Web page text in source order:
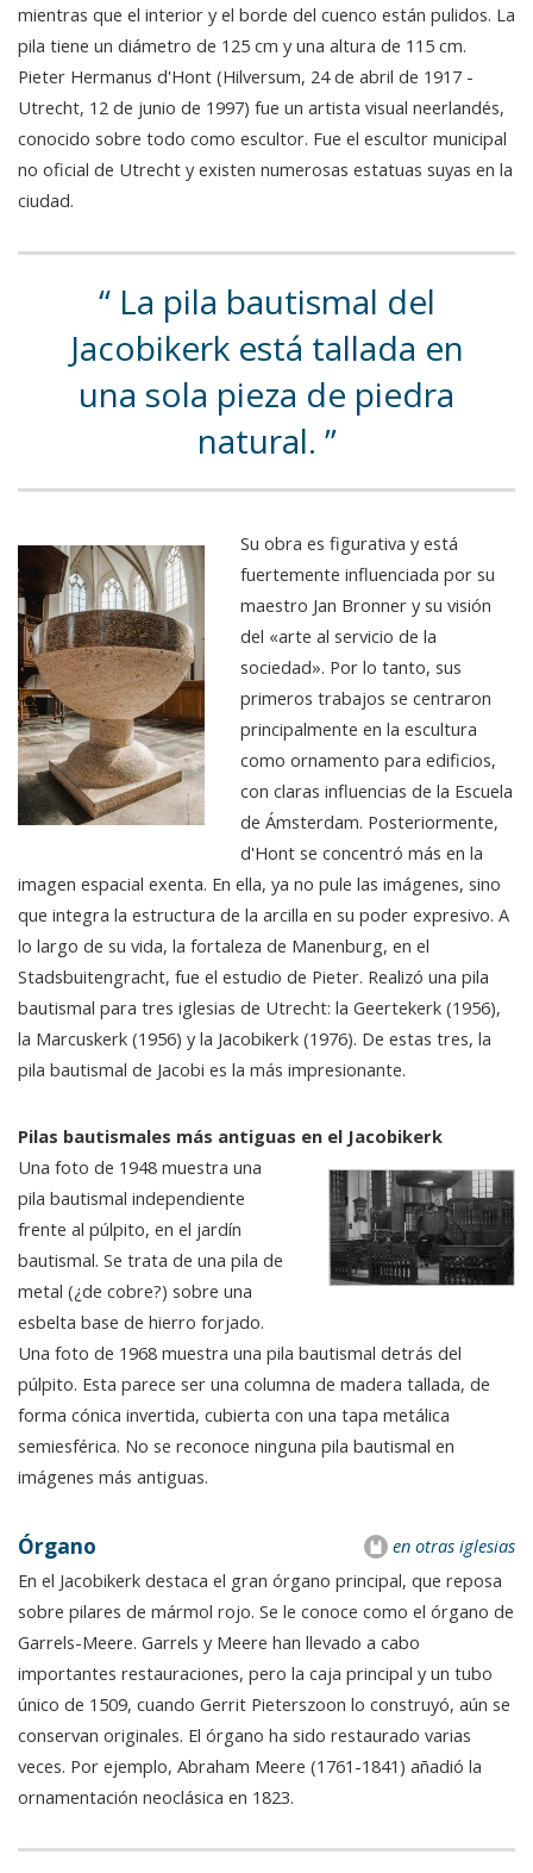
mientras que el interior y el borde del cuenco están pulidos. La
pila tiene un diámetro de 125 cm y una altura de 115 cm.
Pieter Hermanus d'Hont (Hilversum, 24 de abril de 1917 -
Utrecht, 12 de junio de 1997) fue un artista visual neerlandés,
conocido sobre todo como escultor. Fue el escultor municipal
no oficial de Utrecht y existen numerosas estatuas suyas en la
ciudad.
La pila bautismal del
Jacobikerk está tallada en
una sola pieza de piedra
natural.
Su obra es figurativa y está
fuertemente influenciada por su
maestro Jan Bronner y su visión
del «arte al servicio de la
sociedad». Por lo tanto, sus
primeros trabajos se centraron
principalmente en la escultura
como ornamento para edificios,
con claras influencias de la Escuela
de Ámsterdam. Posteriormente,
d'Hont se concentró más en la
imagen espacial exenta. En ella, ya no pule las imágenes, sino
que integra la estructura de la arcilla en su poder expresivo. A
lo largo de su vida, la fortaleza de Manenburg, en el
Stadsbuitengracht, fue el estudio de Pieter. Realizó una pila
bautismal para tres iglesias de Utrecht: la Geertekerk (1956),
la Marcuskerk (1956) y la Jacobikerk (1976). De estas tres, la
pila bautismal de Jacobi es la más impresionante.
Pilas bautismales más antiguas en el Jacobikerk
Una foto de 1948 muestra una
pila bautismal independiente
frente al púlpito, en el jardín
bautismal. Se trata de una pila de
metal (¿de cobre?) sobre una
esbelta base de hierro forjado.
Una foto de 1968 muestra una pila bautismal detrás del
púlpito. Esta parece ser una columna de madera tallada, de
forma cónica invertida, cubierta con una tapa metálica
semiesférica. No se reconoce ninguna pila bautismal en
imágenes más antiguas.
en otras iglesias
Órgano
En el Jacobikerk destaca el gran órgano principal, que reposa
sobre pilares de mármol rojo. Se le conoce como el órgano de
Garrels-Meere. Garrels y Meere han llevado a cabo
importantes restauraciones, pero la caja principal y un tubo
único de 1509, cuando Gerrit Pieterszoon lo construyó, aún se
conservan originales. El órgano ha sido restaurado varias
veces. Por ejemplo, Abraham Meere (1761-1841) añadió la
ornamentación neoclásica en 1823.